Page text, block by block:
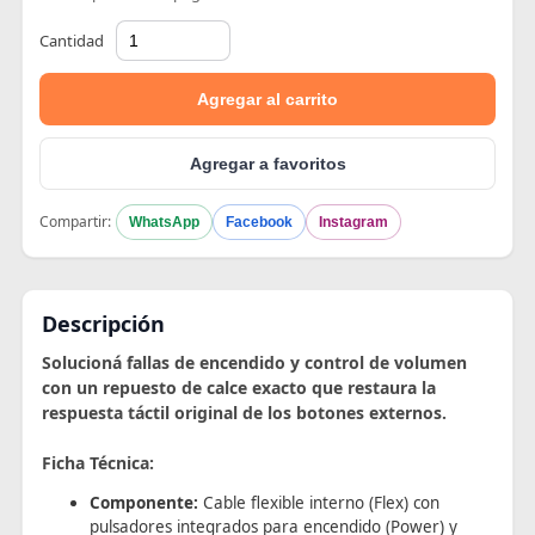
Descripción
Solucioná fallas de encendido y control de volumen
con un repuesto de calce exacto que restaura la
respuesta táctil original de los botones externos.
Ficha Técnica:
Componente: Cable flexible interno (Flex) con
pulsadores integrados para encendido (Power) y
Cantidad
Agregar al carrito
Agregar a favoritos
Compartir: WhatsApp Facebook Instagram